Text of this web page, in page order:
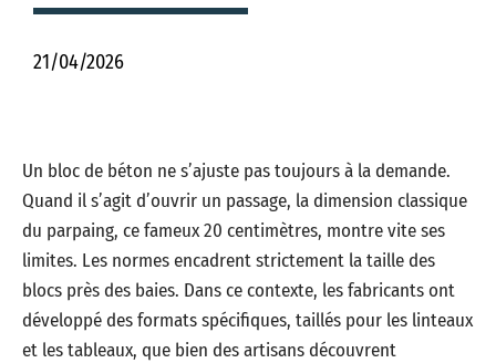
21/04/2026
Un bloc de béton ne s’ajuste pas toujours à la demande.
Quand il s’agit d’ouvrir un passage, la dimension classique
du parpaing, ce fameux 20 centimètres, montre vite ses
limites. Les normes encadrent strictement la taille des
blocs près des baies. Dans ce contexte, les fabricants ont
développé des formats spécifiques, taillés pour les linteaux
et les tableaux, que bien des artisans découvrent